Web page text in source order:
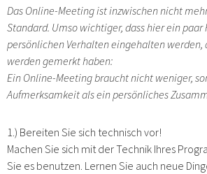
Das Online-Meeting ist inzwischen nicht
Standard. Umso wichtiger, dass hier ein paar
persönlichen Verhalten eingehalten werden,
werden gemerkt haben:
Ein Online-Meeting braucht nicht weniger,
Aufmerksamkeit als ein persönliches
1.) Bereiten Sie sich technisch vor!
Machen Sie sich mit der Technik Ihres
Sie es benutzen. Lernen Sie auch neue